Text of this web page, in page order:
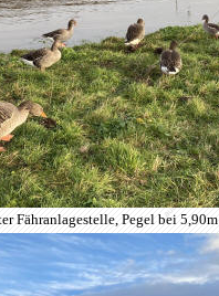
Fähranlagestelle, Pegel bei 5,90m